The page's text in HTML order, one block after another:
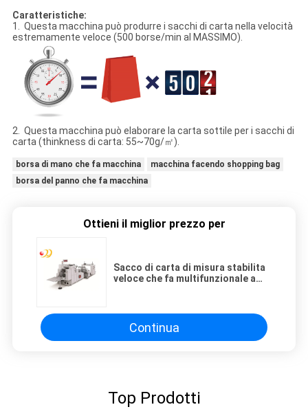
Caratteristiche:
1. Questa macchina può produrre i sacchi di carta nella velocità
estremamente veloce (500 borse/min al MASSIMO).
2. Questa macchina può elaborare la carta sottile per i sacchi di
carta (thinkness di carta: 55~70g/㎡).
borsa di mano che fa macchina
macchina facendo shopping bag
borsa del panno che fa macchina
Ottieni il miglior prezzo per
Sacco di carta di misura stabilita
veloce che fa multifunzionale a
Continua
Top Prodotti